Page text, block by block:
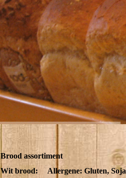
Brood assortiment
Wit brood: Allergene: Gluten, Soja